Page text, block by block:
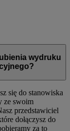
wydruku
się do stanowiska
ze swoim
przedstawiciel
dołączysz do
za to